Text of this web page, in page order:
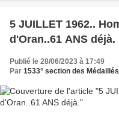
5 JUILLET 1962..
d'Oran..61 ANS déjà.
Publié le 28/06/2023 à 17:49
Par 1533° section des